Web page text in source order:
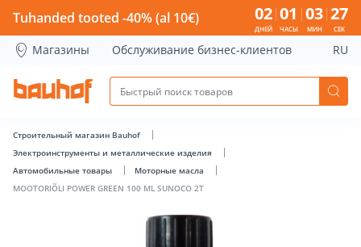
MOOTORIÕLI POWER GREEN 100 ML SUNOCO 2T - Bauhof
Tuhanded tooted -40% (al 10€) 02
ДНЕЙ
01
ЧАСЫ
03
МИН
27
СЕК
Магазины Обслуживание бизнес-клиентов RU
Строительный магазин Bauhof
Электроинструменты и металлические изделия
Автомобильные товары
Моторные масла
MOOTORIÕLI POWER GREEN 100 ML SUNOCO 2T